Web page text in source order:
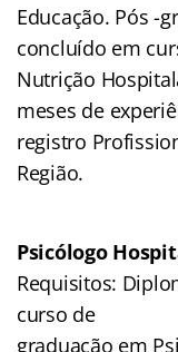
Educação. Pós -
concluído em
Nutrição
meses de
registro
Região.
Psicólogo
Requisitos:
curso de
graduação em